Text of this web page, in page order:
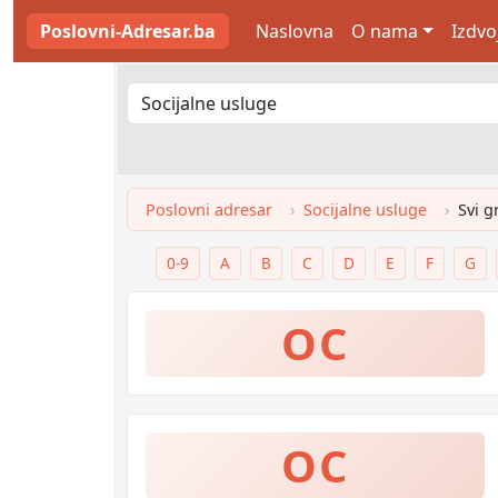
Poslovni-Adresar.ba Naslovna O nama
Poslovni adresar Socijalne usluge Svi
0-9 A B C D E F G
OC
OC